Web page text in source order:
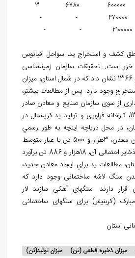
کشف و استخراج ید، سواحل اقیانوس
آرام و کناره‎های دریای خزر است. تحقیقات سازمان زمین‎شناسی
ایران در سال‎های 1362 و 1366 نشان داد که در شمال استان، میزان
وجود دارد. پس از مطالعات بیشتر،
از سوی سازمان صنایع و معادن صادر
شد. در تاریخ 1386/6/6، کارخانه فراوری و تولید ید کریستال در
در محل دریاچه اینچه به طور رسمي
افتتاح شد. ذخایر ید این معدن، 3هزار و 500 تن با عیار متوسط
65 گرم در تن و میزان ذخایر احتمالی آن، 18هزار و 886 تن برآورد
مطالعات ید براي ایجاد معادن جدید،
دارد. 4 معدن سنگ لاشه ساختمانی وجود دارد که
همگی در شرق استان قرار دارند. سنگ‎های آهکی سازند لار
(ژوراسیک) و آهک‎های مبارک (کربنیفر) برای سنگ‎های ساختمانی
استان
ذخیره قطعی (تن) میزان تولید(تن)